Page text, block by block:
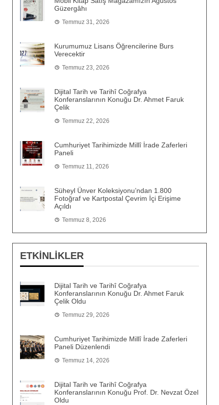
Güzergâhı
Temmuz 31, 2026
Kurumumuz Lisans Öğrencilerine Burs
Verecektir
Temmuz 23, 2026
Dijital Tarih ve Tarihî Coğrafya
Konferanslarının Konuğu Dr. Ahmet Faruk
Çelik
Temmuz 22, 2026
Cumhuriyet Tarihimizde Millî İrade Zaferleri
Paneli
Temmuz 11, 2026
Süheyl Ünver Koleksiyonu’ndan 1.800
Fotoğraf ve Kartpostal Çevrim İçi Erişime
Açıldı
Temmuz 8, 2026
ETKİNLİKLER
Dijital Tarih ve Tarihî Coğrafya
Konferanslarının Konuğu Dr. Ahmet Faruk
Çelik Oldu
Temmuz 29, 2026
Cumhuriyet Tarihimizde Millî İrade Zaferleri
Paneli Düzenlendi
Temmuz 14, 2026
Dijital Tarih ve Tarihî Coğrafya
Konferanslarının Konuğu Prof. Dr. Nevzat Özel
Oldu